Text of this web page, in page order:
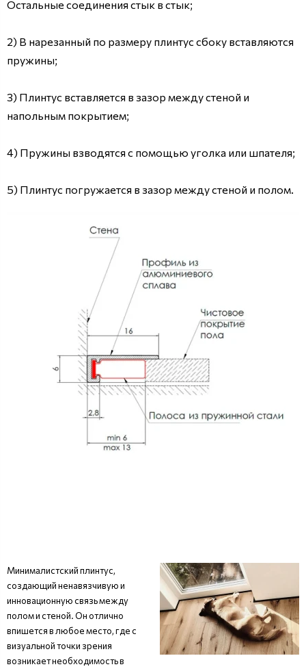
Остальные соединения стык в стык;
2) В нарезанный по размеру плинтус сбоку вставляются
пружины;
3) Плинтус вставляется в зазор между стеной и
напольным покрытием;
4) Пружины взводятся с помощью уголка или шпателя;
5) Плинтус погружается в зазор между стеной и полом.
Минималистский плинтус,
создающий ненавязчивую и
инновационную связь между
полом и стеной. Он отлично
впишется в любое место, где с
визуальной точки зрения
возникает необходимость в